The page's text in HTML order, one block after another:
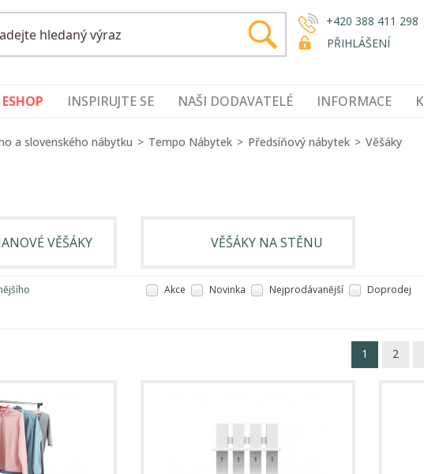
+420 388 411 298
PŘIHLÁŠENÍ
ESHOP INSPIRUJTE SE NAŠI DODAVATELÉ INFORMACE
a slovenského nábytku Tempo Nábytek Předsíňový nábytek Věšáky
VĚŠÁKY VĚŠÁKY NA STĚNU
Akce Novinka Nejprodávanější Doprodej
1 2